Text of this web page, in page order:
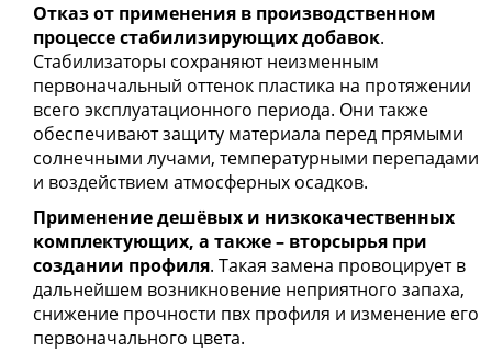
Отказ от применения в производственном
процессе стабилизирующих добавок.
Стабилизаторы сохраняют неизменным
первоначальный оттенок пластика на протяжении
всего эксплуатационного периода. Они также
обеспечивают защиту материала перед прямыми
солнечными лучами, температурными перепадами
и воздействием атмосферных осадков.
Применение дешёвых и низкокачественных
комплектующих, а также – вторсырья при
создании профиля. Такая замена провоцирует в
дальнейшем возникновение неприятного запаха,
снижение прочности пвх профиля и изменение его
первоначального цвета.